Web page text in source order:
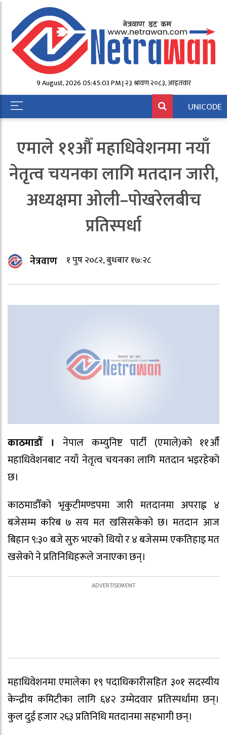
9 August, 2026 05:45:03 PM | २३ श्रावण २०८३, आईतवार
UNICODE
एमाले ११औँ महाधिवेशनमा नयाँ
नेतृत्व चयनका लागि मतदान जारी,
अध्यक्षमा ओली–पोखरेलबीच
प्रतिस्पर्धा
नेत्रवाण १ पुष २०८२, बुधबार १७:२८
काठमाडौँ । नेपाल कम्युनिष्ट पार्टी (एमाले)को ११औँ
महाधिवेशनबाट नयाँ नेतृत्व चयनका लागि मतदान भइरहेको
छ।
काठमाडौँको भृकुटीमण्डपमा जारी मतदानमा अपराह्न ४
बजेसम्म करिब ७ सय मत खसिसकेको छ। मतदान आज
बिहान ९:३० बजे सुरु भएको थियो र ४ बजेसम्म एकतिहाइ मत
खसेको ने प्रतिनिधिहरूले जनाएका छन्।
महाधिवेशनमा एमालेका १९ पदाधिकारीसहित ३०१ सदस्यीय
केन्द्रीय कमिटीका लागि ६४२ उम्मेदवार प्रतिस्पर्धामा छन्।
कुल दुई हजार २६३ प्रतिनिधि मतदानमा सहभागी छन्।